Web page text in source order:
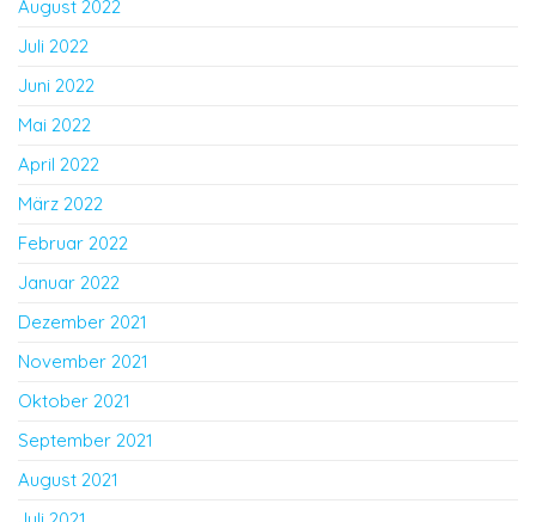
August 2022
Juli 2022
Juni 2022
Mai 2022
April 2022
März 2022
Februar 2022
Januar 2022
Dezember 2021
November 2021
Oktober 2021
September 2021
August 2021